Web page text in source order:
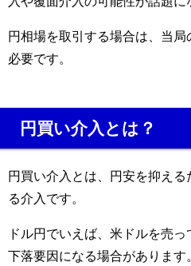
円相場を取引する場合は、当
必要です。
円買い介入とは？
円買い介入とは、円安を抑え
る介入です。
ドル円でいえば、米ドルを売
下落要因になる場合があります